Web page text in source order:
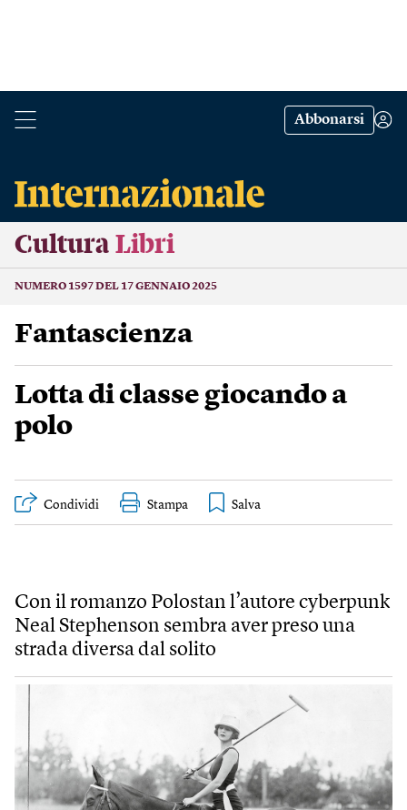
Abbonarsi
Cultura Libri
NUMERO 1597 DEL 17 GENNAIO 2025
Fantascienza
Lotta di classe giocando a
polo
Condividi Stampa
Con il romanzo Polostan l’autore cyberpunk
Neal Stephenson sembra aver preso una
strada diversa dal solito